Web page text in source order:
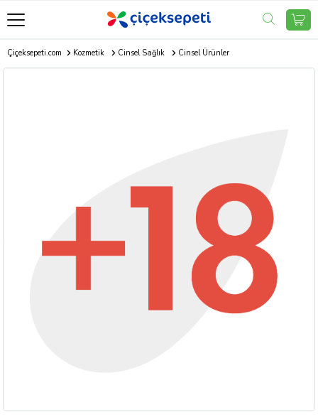
Çiçeksepeti.com Kozmetik Cinsel Sağlık Cinsel Ürünler